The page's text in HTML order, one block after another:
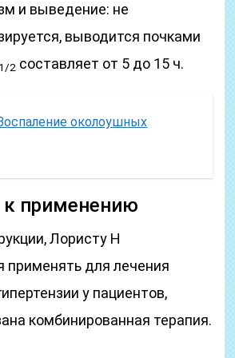
и выведение: не
выводится почками
1/2 составляет от 5 до 15 ч.
околоушных
к применению
Лористу Н
применять для лечения
у пациентов,
комбинированная терапия.